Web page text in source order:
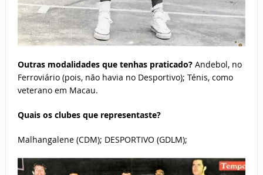
Outras modalidades que tenhas praticado? Andebol, no
Ferroviário (pois, não havia no Desportivo); Ténis, como
veterano em Macau.
Quais os clubes que representaste?
Malhangalene (CDM); DESPORTIVO (GDLM);